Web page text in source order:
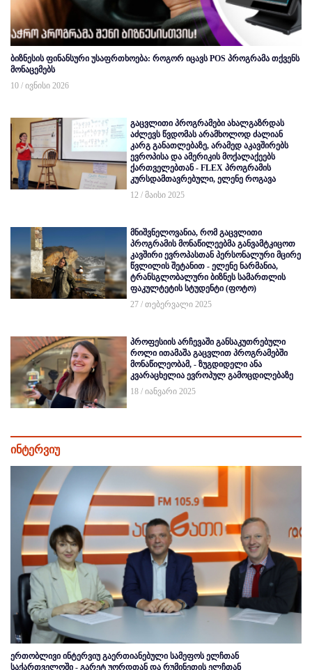
ბიზნესის ფინანსური უსაფრთხოება: როგორ იცავს POS პროგრამა თქვენს
მონაცემებს
10 / ივნისი 2026
გაცვლითი პროგრამები ახალგაზრდას
აძლევს წვდომას არამხოლოდ ძალიან
კარგ განათლებაზე, არამედ აკავშირებს
ევროპისა და ამერიკის მოქალაქეებს
ქართველებთან - FLEX პროგრამის
კურსდამთავრებული, ელენე როგავა
12 / მაისი 2025
მნიშვნელოვანია, რომ გაცვლითი
პროგრამის მონაწილეებმა განვამტკიცოთ
კავშირი ევროპასთან პერსონალური მცირე
წვლილის შეტანით - ელენე ნარმანია,
ტრანსგლობალური ბიზნეს სამართლის
ფაკულტეტის სტუდენტი (ფოტო)
27 / თებერვალი 2025
პროფესიის არჩევაში განსაკუთრებული
როლი ითამაშა გაცვლით პროგრამებში
მონაწილეობამ, - ზუგდიდელი ანა
კვარაცხელია ევროპულ გამოცდილებაზე
18 / იანვარი 2025
ინტერვიუ
ერთობლივი ინტერვიუ გაერთიანებული სამეფოს ელჩთან
საქართველოში - გარეტ უორდთან და რუმინეთის ელჩთან